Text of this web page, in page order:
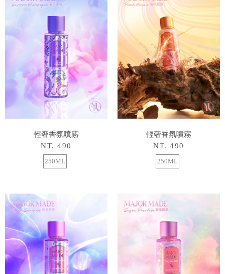
輕奢香氛噴霧
NT. 490
250ML
輕奢香氛噴霧
NT. 490
250ML